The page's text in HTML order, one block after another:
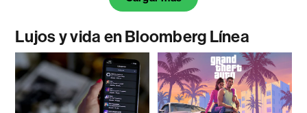
Lujos y vida en Bloomberg Línea